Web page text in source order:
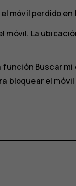
móvil perdido
móvil. La
Buscar
bloquear el